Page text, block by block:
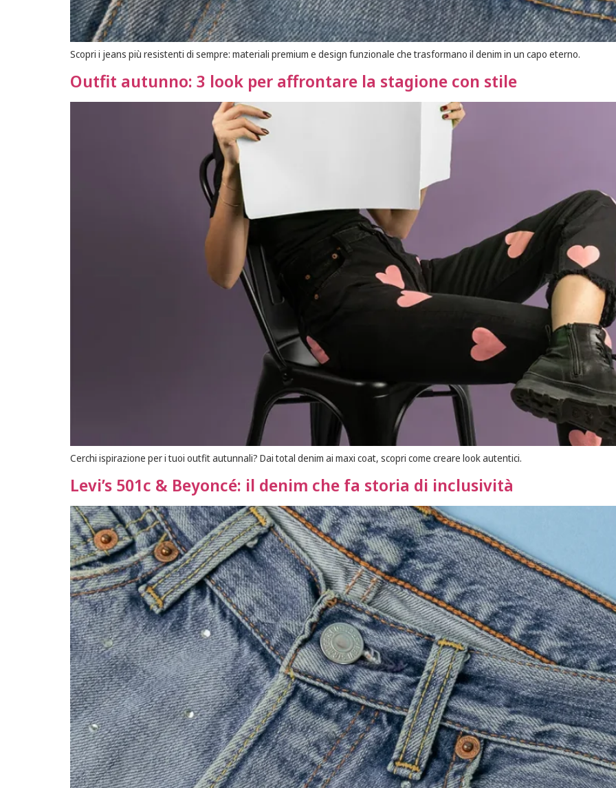
Scopri i jeans più resistenti di sempre: materiali premium e design funzionale che trasformano il denim in un capo eterno.
Outfit autunno: 3 look per affrontare la stagione con stile
Cerchi ispirazione per i tuoi outfit autunnali? Dai total denim ai maxi coat, scopri come creare look autentici.
Levi’s 501c & Beyoncé: il denim che fa storia di inclusività